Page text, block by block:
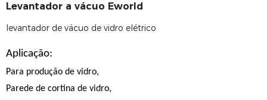
Levantador a vácuo Eworld
levantador de vácuo de vidro elétrico
Aplicação:
Para produção de vidro,
Parede de cortina de vidro,